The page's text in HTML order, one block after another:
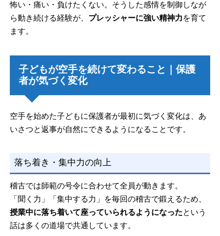
怖い・痛い・負けたくない。そうした感情を制御しなが
ら動き続ける経験が、 プレッシャーに強い精神力を育て
ます。
子どもが空手を続けて変わること｜保護
者が気づく変化
空手を始めた子どもに保護者が最初に気づく変化は、あ
いさつと返事が自然にできるようになることです。
落ち着き・集中力の向上
稽古では師範の号令に合わせて全員が動きます。
「聞く力」「集中する力」を毎回の稽古で鍛えるため、
授業中に落ち着いて座っていられるようになったという
話は多くの道場で共通しています。